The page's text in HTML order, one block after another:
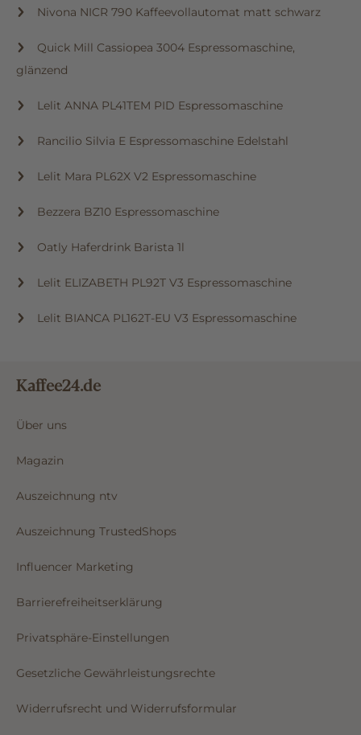
Nivona NICR 790 Kaffeevollautomat matt schwarz
Quick Mill Cassiopea 3004 Espressomaschine,
glänzend
Lelit ANNA PL41TEM PID Espressomaschine
Rancilio Silvia E Espressomaschine Edelstahl
Lelit Mara PL62X V2 Espressomaschine
Bezzera BZ10 Espressomaschine
Oatly Haferdrink Barista 1l
Lelit ELIZABETH PL92T V3 Espressomaschine
Lelit BIANCA PL162T-EU V3 Espressomaschine
Kaffee24.de
Über uns
Magazin
Auszeichnung ntv
Auszeichnung TrustedShops
Influencer Marketing
Barrierefreiheitserklärung
Privatsphäre-Einstellungen
Gesetzliche Gewährleistungsrechte
Widerrufsrecht und Widerrufsformular